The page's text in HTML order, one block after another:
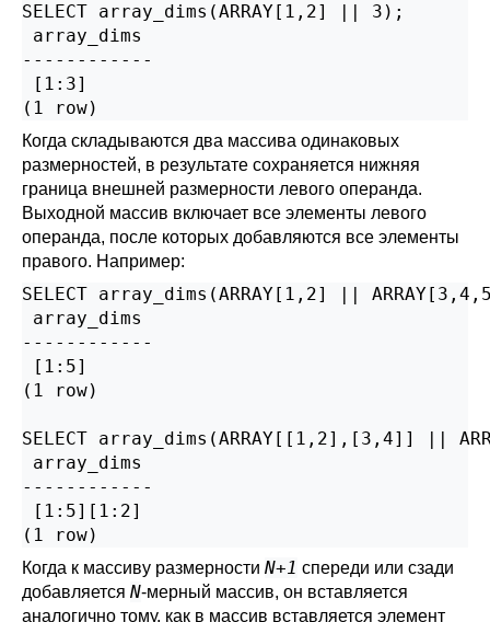
SELECT array_dims(ARRAY[1,2] || 3);
array_dims
------------
[1:3]
(1 row)
Когда складываются два массива одинаковых
размерностей, в результате сохраняется нижняя
граница внешней размерности левого операнда.
Выходной массив включает все элементы левого
операнда, после которых добавляются все элементы
правого. Например:
SELECT array_dims(ARRAY[1,2] ||
array_dims
------------
[1:5]
(1 row)
SELECT array_dims(ARRAY[[1,2],[3,4]] ||
array_dims
------------
[1:5][1:2]
(1 row)
Когда к массиву размерности N+1 спереди или сзади
добавляется N-мерный массив, он вставляется
аналогично тому, как в массив вставляется элемент